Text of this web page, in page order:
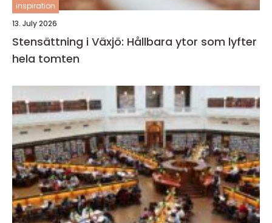
inspiration
13. July 2026
Stensättning i Växjö: Hållbara ytor som lyfter
hela tomten